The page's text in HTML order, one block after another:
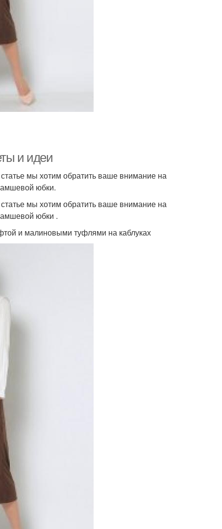
и идеи
мы хотим обратить ваше внимание на
юбки.
мы хотим обратить ваше внимание на
юбки .
и малиновыми туфлями на каблуках